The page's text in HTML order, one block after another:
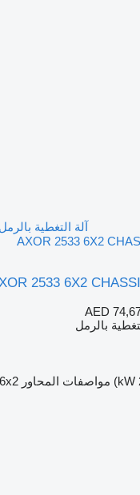
AXOR 2533 6X2
2533 6X2
AED
بالرمل
مواصفات المحاور 6x2